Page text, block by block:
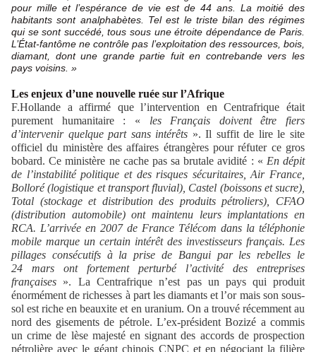
pour mille et l’espérance de vie est de 44 ans. La moitié des
habitants sont analphabètes. Tel est le triste bilan des régimes
qui se sont succédé, tous sous une étroite dépendance de Paris.
L’État-fantôme ne contrôle pas l’exploitation des ressources, bois,
diamant, dont une grande partie fuit en contrebande vers les
pays voisins. »
Les enjeux d’une nouvelle ruée sur l’Afrique
F.Hollande a affirmé que l’intervention en Centrafrique était
purement humanitaire :
« les Français doivent être fiers
d’intervenir quelque part sans intérêts ». Il suffit de lire le site
officiel du ministère des affaires étrangères pour réfuter ce gros
bobard. Ce ministère ne cache pas sa brutale avidité : « En dépit
de l’instabilité politique et des risques sécuritaires, Air France,
Bolloré (logistique et transport fluvial), Castel (boissons et sucre),
Total (stockage et distribution des produits pétroliers), CFAO
(distribution automobile) ont maintenu leurs implantations en
RCA. L’arrivée en 2007 de France Télécom dans la téléphonie
mobile marque un certain intérêt des investisseurs français. Les
pillages consécutifs à la prise de Bangui par les rebelles le
24 mars ont fortement perturbé l’activité des entreprises
françaises ».
La Centrafrique n’est pas un pays qui produit
énormément de richesses à part les diamants et l’or mais son sous-
sol est riche en beauxite et en uranium. On a trouvé récemment au
nord des gisements de pétrole. L’ex-président Bozizé a commis
un crime de lèse majesté en signant des accords de prospection
pétrolière avec le géant chinois CNPC et en négociant la filière